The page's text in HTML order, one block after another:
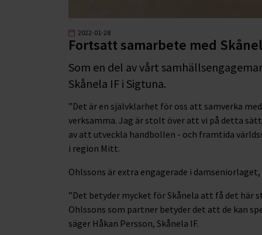
2022-01-28
Fortsatt samarbete med
Som en del av vårt
Skånela IF i Sigtuna.
”Det är en självklarhet för oss att samverka
verksamma. Jag är stolt över att vi på detta
av att utveckla handbollen - och framtida
i region Mitt.
Ohlssons är extra engagerade i
”Det betyder mycket för Skånela att få det här
Ohlssons som partner betyder det att de kan
säger Håkan Persson, Skånela IF.